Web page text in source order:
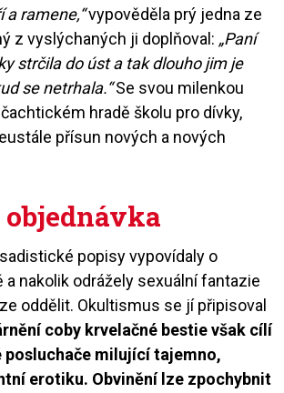
a ramene,“vypověděla prý jedna ze
z vyslýchaných ji doplňoval: „Paní
strčila do úst a tak dlouho jim je
se netrhala.“Se svou milenkou
hradě školu pro dívky,
přísun nových a nových
popisy vypovídaly o
a nakolik odrážely sexuální fantazie
oddělit. Okultismus se jí připisoval
coby krvelačné bestie však cílí
posluchače milující tajemno,
erotiku. Obvinění lze zpochybnit